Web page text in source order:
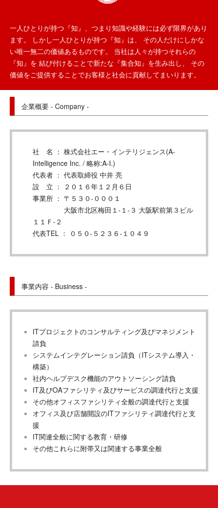
一人ひとりが持つ『知』、つまり知識や経験には必ず限界があり
ます。
しかし一人ひとりが持つ『知』は、
その人だけにしかな
い唯一無二の価値あるものです。
当社は人々が持つそれらの
『知』を 結び付けることで新たな『集合知』を生み出し、
その
価値をご提供することでお客様と社会に貢献してまいります。
企業概要 - Company -
社 名 ： 株式会社エー・インテリジェンス(A-
Intelligence Inc. / 略称:A-I.)
代表者 ： 代表取締役 中井 亮
設 立 ： ２０１６年１２月６日
事業所 ： 〒５３０-０００１
大阪市北区梅田１-１-３ 大阪駅前第３ビル
１１Ｆ-２
代表TEL ： ０５０-５２３６-１０４９
事業内容 - Business -
ITプロジェクトのコンサルティング及びマネジメント
請負
システムインテグレーション請負（ITシステム導入・
構築）
社内ヘルプデスク機能のアウトソーシング請負
IT及びOAファシリティ及びサービスの調達代行と支援
その他オフィスファシリティ全般の調達代行と支援
オフィス及び店舗開設のITファシリティ調達代行と支
援
IT関連全般に関する教育・研修
その他これらに附帯又は関連する事業全般